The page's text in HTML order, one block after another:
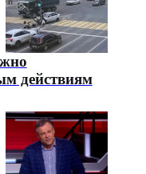
действиям